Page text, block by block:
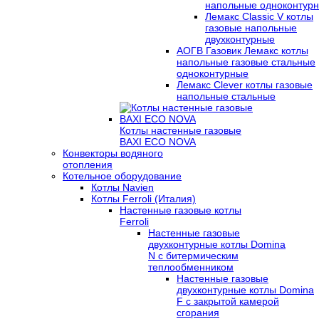
напольные
Лемакс Classic V котлы
газовые напольные
двухконтурные
АОГВ Газовик Лемакс котлы
напольные газовые стальные
одноконтурные
Лемакс Clever котлы газовые
напольные стальные
Котлы настенные газовые
BAXI ECO NOVA
Конвекторы водяного
отопления
Котельное оборудование
Котлы Navien
Котлы Ferroli (Италия)
Настенные газовые котлы
Ferroli
Настенные газовые
двухконтурные котлы Domina
N с битермическим
теплообменником
Настенные газовые
двухконтурные котлы Domina
F с закрытой камерой
сгорания